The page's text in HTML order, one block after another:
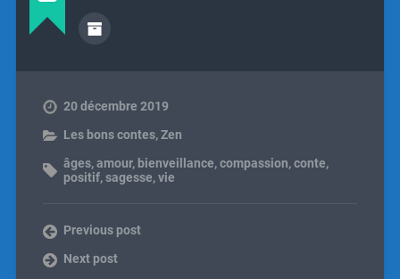
20 décembre 2019
Les bons contes,Zen
âges,amour, bienveillance,compassion,conte,
positif,sagesse,vie
Previous post
Next post